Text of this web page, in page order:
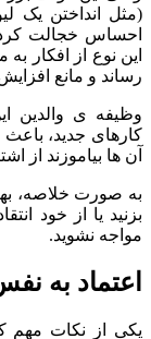
(مثل انداختن یک
احساس خجالت
این نوع از افکار
رساند و مانع
وظیفه ی والدین
کارهای جدید، باعث
آن ها بیاموزند از
به صورت خلاصه،
بزنید یا از خود
مواجه نشوید.
اعتماد به
یکی از نکات مهم